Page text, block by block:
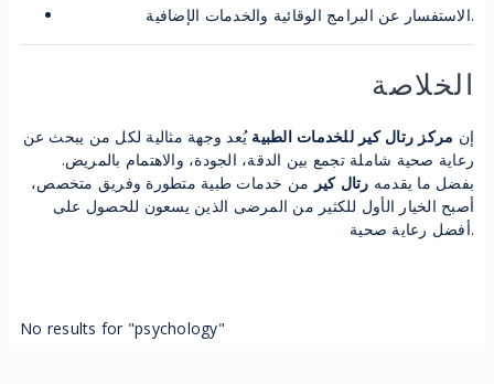
الاستفسار عن البرامج الوقائية والخدمات الإضافية.
الخلاصة
إن مركز رتال كير للخدمات الطبية يُعد وجهة مثالية لكل من يبحث عن
رعاية صحية شاملة تجمع بين الدقة، الجودة، والاهتمام بالمريض.
بفضل ما يقدمه رتال كير من خدمات طبية متطورة وفريق متخصص،
أصبح الخيار الأول للكثير من المرضى الذين يسعون للحصول على
أفضل رعاية صحية.
No results for "psychology"